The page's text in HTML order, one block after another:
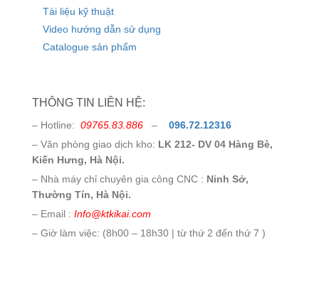
Tài liệu kỹ thuật
Video hướng dẫn sử dụng
Catalogue sản phẩm
THÔNG TIN LIÊN HỆ:
– Hotline: 09765.83.886 – 096.72.12316
– Văn phòng giao dịch kho: LK 212- DV 04 Hàng Bè,
Kiến Hưng, Hà Nội.
– Nhà máy chỉ chuyên gia công CNC : Ninh Sở,
Thường Tín, Hà Nội.
– Email : Info@ktkikai.com
– Giờ làm việc: (8h00 – 18h30 | từ thứ 2 đến thứ 7 )